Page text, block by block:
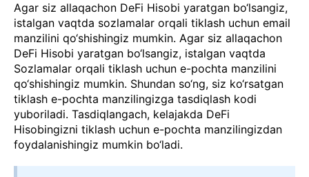
Agar siz allaqachon DeFi Hisobi yaratgan bo‘lsangiz,
istalgan vaqtda sozlamalar orqali tiklash uchun email
manzilini qo‘shishingiz mumkin. Agar siz allaqachon
DeFi Hisobi yaratgan bo‘lsangiz, istalgan vaqtda
Sozlamalar orqali tiklash uchun e-pochta manzilini
qo‘shishingiz mumkin. Shundan so‘ng, siz ko‘rsatgan
tiklash e-pochta manzilingizga tasdiqlash kodi
yuboriladi. Tasdiqlangach, kelajakda DeFi
Hisobingizni tiklash uchun e-pochta manzilingizdan
foydalanishingiz mumkin bo‘ladi.